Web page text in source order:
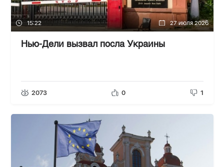
15:22 27 июля 2026
Нью-Дели вызвал посла Украины
2073 0 1